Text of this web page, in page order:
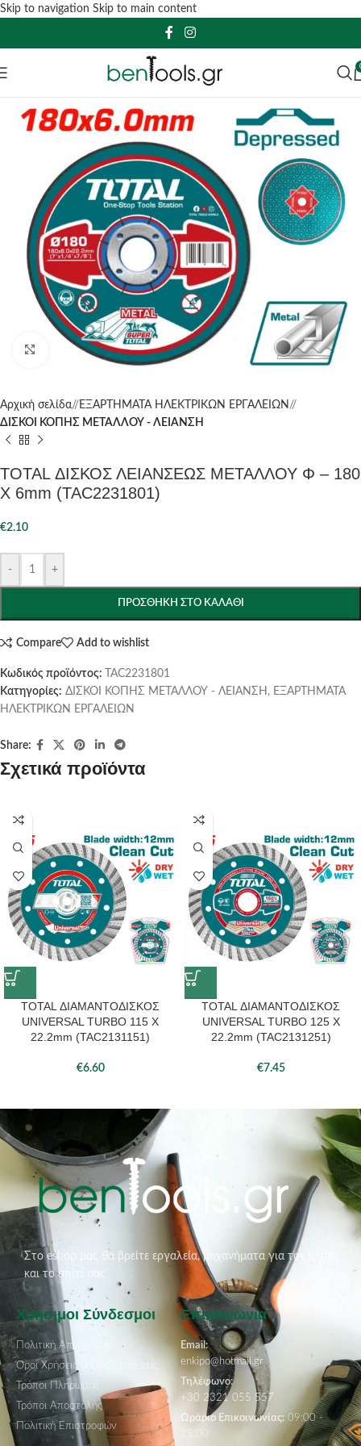
Skip to navigation Skip to main content
Click to enlarge
Αρχική σελίδα/ ΕΞΑΡΤΗΜΑΤΑ ΗΛΕΚΤΡΙΚΩΝ ΕΡΓΑΛΕΙΩΝ /
ΔΙΣΚΟΙ ΚΟΠΗΣ ΜΕΤΑΛΛΟΥ - ΛΕΙΑΝΣΗ
TOTAL ΔΙΣΚΟΣ ΛΕΙΑΝΣΕΩΣ ΜΕΤΑΛΛΟΥ Φ – 180
Χ 6mm (TAC2231801)
€2.10
- +
ΠΡΟΣΘΉΚΗ ΣΤΟ ΚΑΛΆΘΙ
Compare Add to wishlist
Κωδικός προϊόντος:
TAC2231801
Κατηγορίες: ΔΙΣΚΟΙ ΚΟΠΗΣ ΜΕΤΑΛΛΟΥ - ΛΕΙΑΝΣΗ , ΕΞΑΡΤΗΜΑΤΑ
ΗΛΕΚΤΡΙΚΩΝ ΕΡΓΑΛΕΙΩΝ
Share:
Σχετικά προϊόντα
TOTAL ΔΙΑΜΑΝΤΟΔΙΣΚΟΣ
UNIVERSAL TURBO 115 Χ
22.2mm (TAC2131151)
€6.60
TOTAL ΔΙΑΜΑΝΤΟΔΙΣΚΟΣ
UNIVERSAL TURBO 125 Χ
22.2mm (TAC2131251)
€7.45
Στο eshop μας θα βρείτε εργαλεία, μηχανήματα για τον κήπο
και το σπίτι σας
Χρήσιμοι Σύνδεσμοι
Πολιτική Απορρήτου
Όροι Χρήσεις & Προϋποθέσεις
Τρόποι Πληρωμής
Τρόποι Αποστολής
Πολιτική Επιστροφών
Επικοινωνία
Email:
enkipo@hotmail.gr
Τηλέφωνο:
+30 2321 055 557
Ωράριο Επικοινωνίας: 09:00 -
15:00